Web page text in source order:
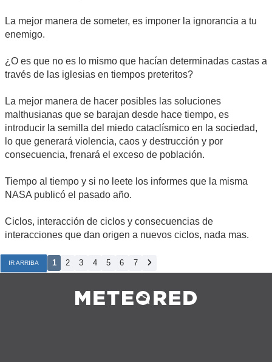
La mejor manera de someter, es imponer la ignorancia a tu
enemigo.
¿O es que no es lo mismo que hacían determinadas castas a
través de las iglesias en tiempos preteritos?
La mejor manera de hacer posibles las soluciones
malthusianas que se barajan desde hace tiempo, es
introducir la semilla del miedo cataclísmico en la sociedad,
lo que generará violencia, caos y destrucción y por
consecuencia, frenará el exceso de población.
Tiempo al tiempo y si no leete los informes que la misma
NASA publicó el pasado año.
Ciclos, interacción de ciclos y consecuencias de
interacciones que dan origen a nuevos ciclos, nada mas.
IR ARRIBA 1 2 3 4 5 6 7